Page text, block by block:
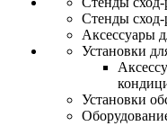
Стенды сход-
Аксессуары
Установки
Установки